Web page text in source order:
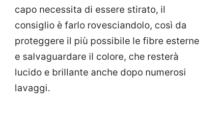
capo necessita di essere stirato, il
consiglio è farlo rovesciandolo, così da
proteggere il più possibile le fibre esterne
e salvaguardare il colore, che resterà
lucido e brillante anche dopo numerosi
lavaggi.